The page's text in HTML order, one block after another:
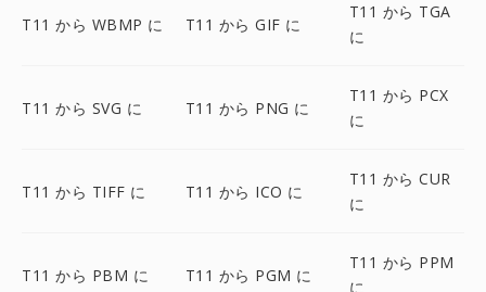
T11 から WBMP に T11 から GIF に
T11 から TGA
に
T11 から SVG に T11 から PNG に
T11 から PCX
に
T11 から TIFF に T11 から ICO に
T11 から CUR
に
T11 から PBM に T11 から PGM に
T11 から PPM
に